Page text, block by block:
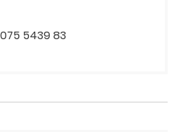
5439 83